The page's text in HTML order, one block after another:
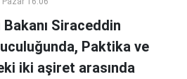
Siraceddin
Paktika ve
iki aşiret arasında